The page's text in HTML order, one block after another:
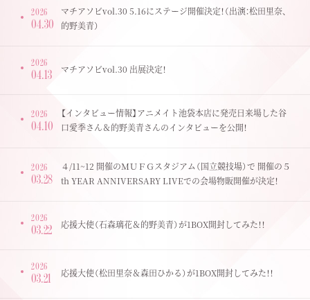
2026
04.30
マチアソビvol.30 5.16にステージ開催決定！（出演：松田里奈、
的野美青）
2026
04.13 マチアソビvol.30 出展決定！
2026
04.10
【インタビュー情報】アニメイト池袋本店に発売日来場した谷
口愛季さん＆的野美青さんのインタビューを公開！
2026
03.28
４/11~12 開催のＭＵＦＧスタジアム（国⽴競技場）で 開催の５
th YEAR ANNIVERSARY LIVEでの会場物販開催が決定！
2026
03.22 応援大使（石森璃花＆的野美青）が1BOX開封してみた！！
2026
03.21 応援大使（松田里奈＆森田ひかる）が1BOX開封してみた！！